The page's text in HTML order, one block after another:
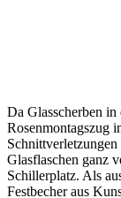
Da Glasscherben
Rosenmontagszug
Glasflaschen ganz
Schillerplatz. Als
Festbecher aus